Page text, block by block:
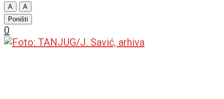
A
A
Poništi
0